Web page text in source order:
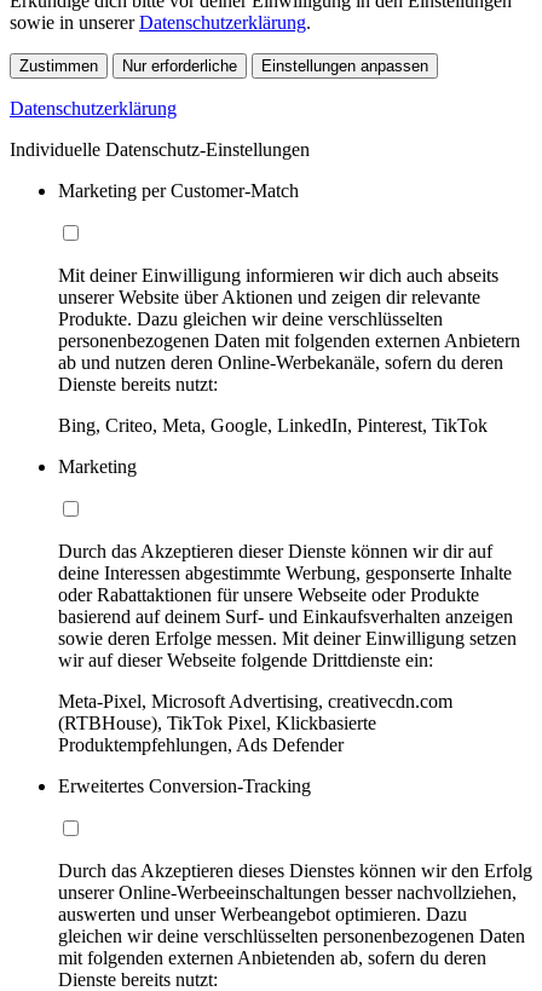
sowie in unsererDatenschutzerklärung.
Zustimmen Nur erforderliche Einstellungen anpassen
Datenschutzerklärung
Individuelle Datenschutz-Einstellungen
Marketing per Customer-Match
Mit deiner Einwilligung informieren wir dich auch abseits
unserer Website über Aktionen und zeigen dir relevante
Produkte. Dazu gleichen wir deine verschlüsselten
personenbezogenen Daten mit folgenden externen Anbietern
ab und nutzen deren Online-Werbekanäle, sofern du deren
Dienste bereits nutzt:
Bing, Criteo, Meta, Google, LinkedIn, Pinterest, TikTok
Marketing
Durch das Akzeptieren dieser Dienste können wir dir auf
deine Interessen abgestimmte Werbung, gesponserte Inhalte
oder Rabattaktionen für unsere Webseite oder Produkte
basierend auf deinem Surf- und Einkaufsverhalten anzeigen
sowie deren Erfolge messen. Mit deiner Einwilligung setzen
wir auf dieser Webseite folgende Drittdienste ein:
Meta-Pixel, Microsoft Advertising, creativecdn.com
(RTBHouse), TikTok Pixel, Klickbasierte
Produktempfehlungen, Ads Defender
Erweitertes Conversion-Tracking
Durch das Akzeptieren dieses Dienstes können wir den Erfolg
unserer Online-Werbeeinschaltungen besser nachvollziehen,
auswerten und unser Werbeangebot optimieren. Dazu
gleichen wir deine verschlüsselten personenbezogenen Daten
mit folgenden externen Anbietenden ab, sofern du deren
Dienste bereits nutzt: